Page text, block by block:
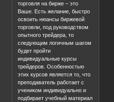
торговля на бирже – это
Ваше. Есть желание, быстро
освоить нюансы биржевой
торговли, под руководством
опытного трейдера, то
следующим логичным шагом
будет пройти
индивидуальные курсы
трейдеров. Особенностью
этих курсов является то, что
преподаватель работает с
учеником индивидуально и
подбирает учебный материал